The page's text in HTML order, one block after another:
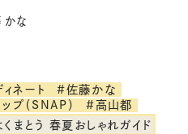
かな
ネート
#佐藤かな
プ（SNAP）
#高山都
まとう 春夏おしゃれガイド